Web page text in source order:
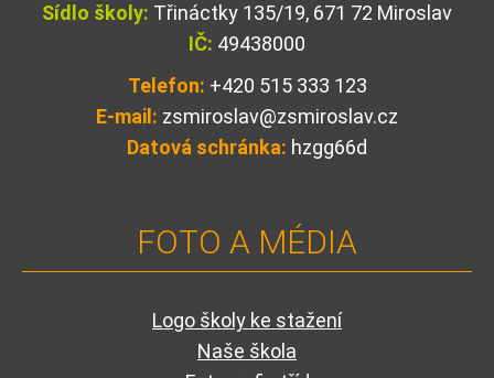
Sídlo školy: Třináctky 135/19, 671 72 Miroslav
IČ: 49438000
Telefon: +420 515 333 123
E-mail: zsmiroslav@zsmiroslav.cz
Datová schránka: hzgg66d
FOTO A MÉDIA
Logo školy ke stažení
Naše škola